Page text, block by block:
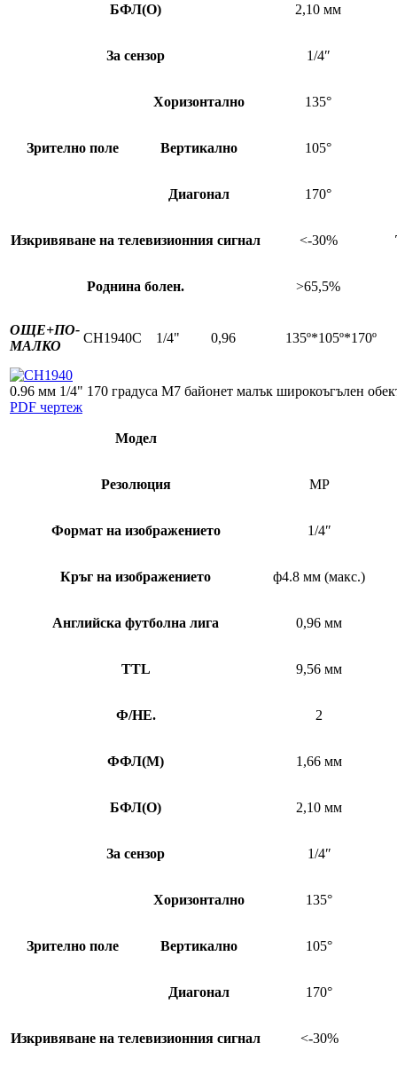
БФЛ(O) 2,10 мм
За сензор 1/4″
Зрително поле
Хоризонтално 135°
Вертикално 105°
Диагонал 170°
Изкривяване на телевизионния сигнал <-30%
Роднина болен. >65,5%
ОЩЕ+ПО-
МАЛКО
CH1940C 1/4" 0,96 135º*105º*170º
0.96 мм 1/4" 170 градуса M7 байонет малък широкоъгълен
PDF чертеж
Модел
Резолюция MP
Формат на изображението 1/4″
Кръг на изображението ф4.8 мм (макс.)
Английска футболна лига 0,96 мм
TTL 9,56 мм
Ф/НЕ. 2
ФФЛ(M) 1,66 мм
БФЛ(O) 2,10 мм
За сензор 1/4″
Зрително поле
Хоризонтално 135°
Вертикално 105°
Диагонал 170°
Изкривяване на телевизионния сигнал <-30%